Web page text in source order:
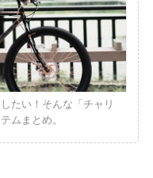
たい！そんな「チャリ
ムまとめ。